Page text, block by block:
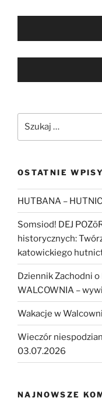
OSTATNIE WPISY
HUTBANA –
Somsiod! DEJ
historycznych:
katowickiego
Dziennik Zachodni
WALCOWNIA –
Wakacje w
Wieczór
03.07.2026
NAJNOWSZE